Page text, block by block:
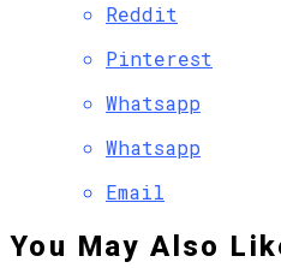
Reddit
Pinterest
Whatsapp
Whatsapp
Email
You May Also